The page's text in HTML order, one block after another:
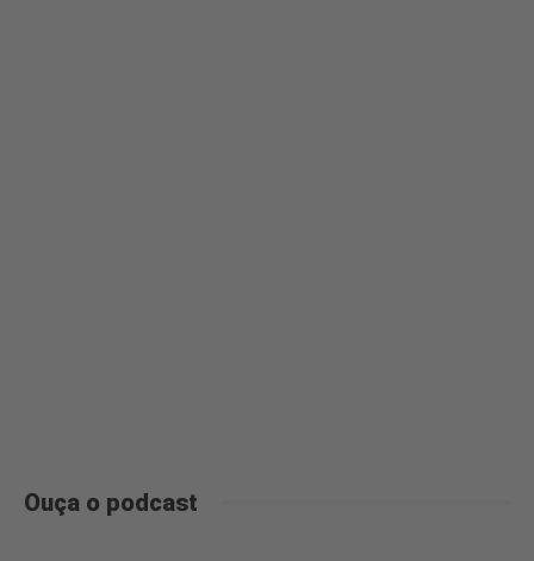
Ouça o podcast